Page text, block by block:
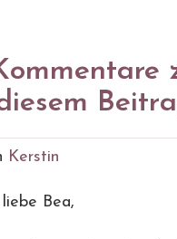
Kerstin
Bea,